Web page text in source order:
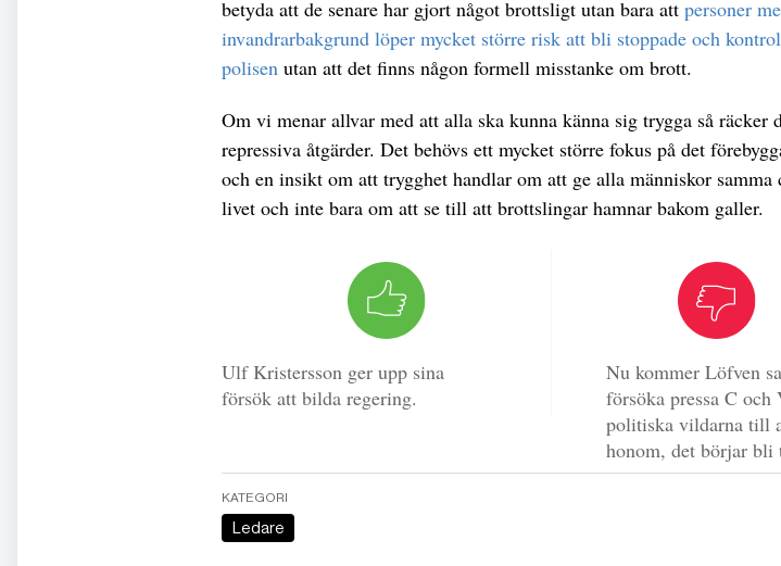
betyda att de senare har gjort något brottsligt utan bara att personer
invandrarbakgrund löper mycket större risk att bli stoppade och
polisen utan att det finns någon formell misstanke om brott.
Om vi menar allvar med att alla ska kunna känna sig trygga så räcker
repressiva åtgärder. Det behövs ett mycket större fokus på det
och en insikt om att trygghet handlar om att ge alla människor samma
livet och inte bara om att se till att brottslingar hamnar bakom galler.
Ulf Kristersson ger upp sina
försök att bilda regering.
Nu kommer Löfven
försöka pressa C och
politiska vildarna till
honom, det börjar bli
KATEGORI
Ledare